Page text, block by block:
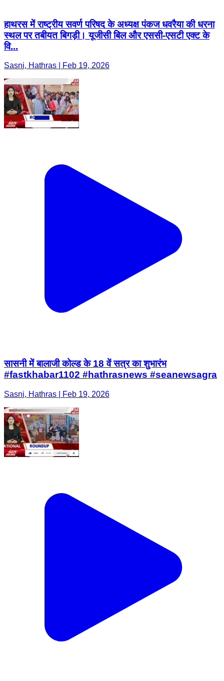
हाथरस में राष्ट्रीय सवर्ण परिषद के अध्यक्ष पंकज धवरैया की धरना
स्थल पर तबीयत बिगड़ी। यूजीसी बिल और एससी-एसटी एक्ट के
वि...
Sasni, Hathras | Feb 19, 2026
सासनी में बालाजी कोल्ड के 18 वें सत्र का शुभारंभ
#fastkhabar1102 #hathrasnews #seanewsagra
Sasni, Hathras | Feb 19, 2026